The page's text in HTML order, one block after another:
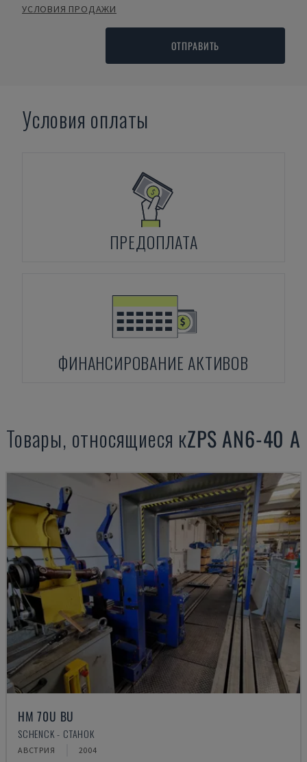
УСЛОВИЯ ПРОДАЖИ
ОТПРАВИТЬ
Условия оплаты
ПРЕДОПЛАТА
ФИНАНСИРОВАНИЕ АКТИВОВ
Товары, относящиеся кZPSAN6-40 A
HM 70U BU
SCHENCK - СТАНОК
АВСТРИЯ 2004